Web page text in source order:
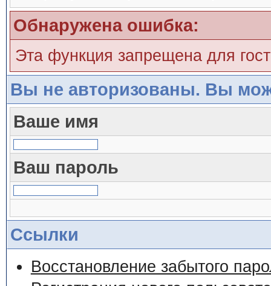
Обнаружена ошибка:
Эта функция запрещена для
Вы не авторизованы. Вы
Ваше имя
Ваш пароль
Ссылки
Восстановление забытого